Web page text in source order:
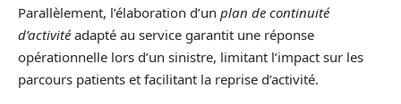
Parallèlement, l’élaboration d’un plan de continuité
d’activitéadapté au service garantit une réponse
opérationnelle lors d’un sinistre, limitant l’impact sur les
parcours patients et facilitant la reprise d’activité.